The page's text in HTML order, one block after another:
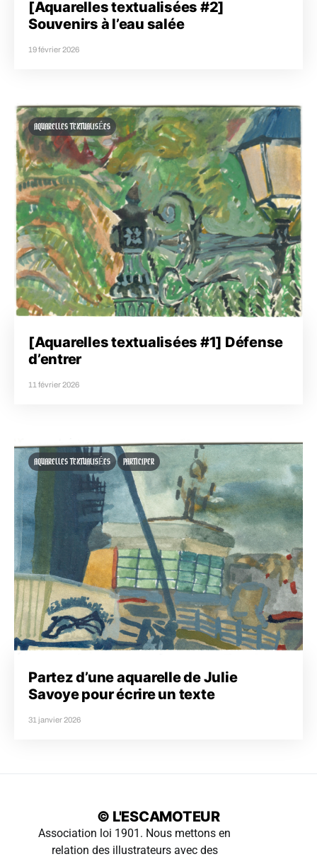
[Aquarelles textualisées #2]
Souvenirs à l’eau salée
19 février 2026
AQUARELLES TEXTUALISÉES
[Aquarelles textualisées #1] Défense
d’entrer
11 février 2026
AQUARELLES TEXTUALISÉES PARTICIPER
Partez d’une aquarelle de Julie
Savoye pour écrire un texte
31 janvier 2026
© L'ESCAMOTEUR
Association loi 1901. Nous mettons en
relation des illustrateurs avec des